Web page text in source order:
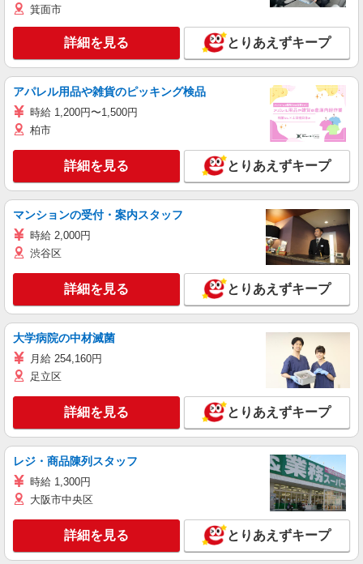
箕面市
詳細を見る とりあえずキープ
アパレル用品や雑貨のピッキング検品
時給 1,200円〜1,500円
柏市
詳細を見る とりあえずキープ
マンションの受付・案内スタッフ
時給 2,000円
渋谷区
詳細を見る とりあえずキープ
大学病院の中材滅菌
月給 254,160円
足立区
詳細を見る とりあえずキープ
レジ・商品陳列スタッフ
時給 1,300円
大阪市中央区
詳細を見る とりあえずキープ